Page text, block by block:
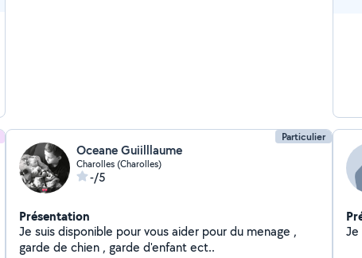
Particulier
Oceane Guiilllaume
Charolles (Charolles)
-/5
Présentation
Je suis disponible pour vous aider pour du menage ,
garde de chien , garde d'enfant ect..